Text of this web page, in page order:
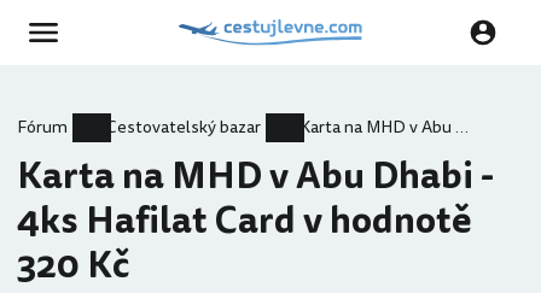
Fórum Cestovatelský bazar Karta na MHD v Abu Dhabi - 4ks Hafilat Card v hodnotě 320 Kč
Karta na MHD v Abu Dhabi -
4ks Hafilat Card v hodnotě
320 Kč